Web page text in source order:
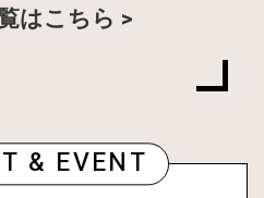
はこちら
& EVENT